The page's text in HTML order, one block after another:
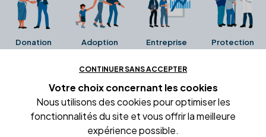
Donation Adoption Entreprise Protection
Ces avis proviennent directement de la fiche Google
Business de l'office notarial. Ils n'ont ni été collectés ni
été vérifiés par Alexia.fr.
CONTINUER SANS ACCEPTER
Votre choix concernant les cookies
Nous utilisons des cookies pour optimiser les
fonctionnalités du site et vous offrir la meilleure
expérience possible.